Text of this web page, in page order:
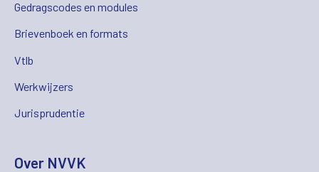
Gedragscodes en modules
Brievenboek en formats
Vtlb
Werkwijzers
Jurisprudentie
Over NVVK